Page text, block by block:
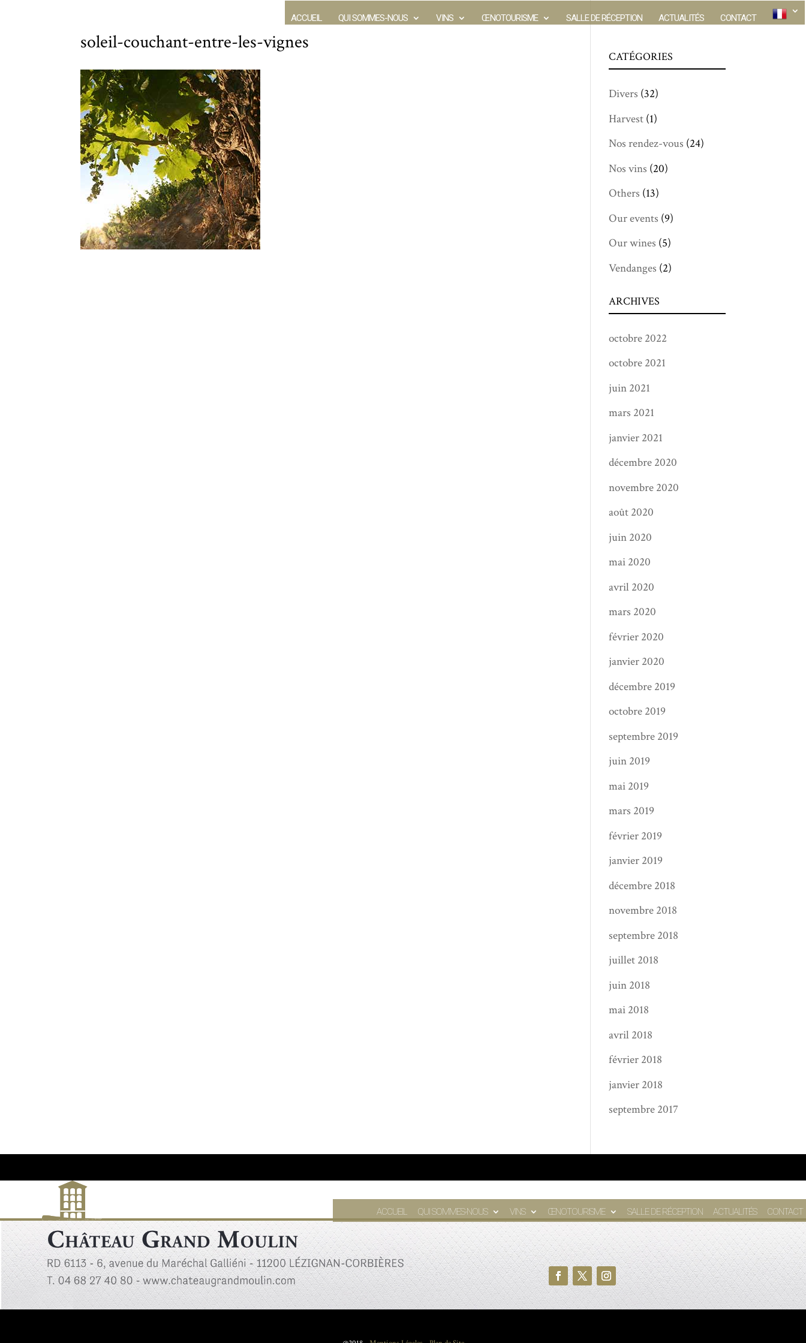
ACCUEIL QUI SOMMES-NOUS VINS ŒNOTOURISME SALLE DE RÉCEPTION ACTUALITÉS CONTACT
soleil-couchant-entre-les-vignes
CATÉGORIES
Divers (32)
Harvest (1)
Nos rendez-vous (24)
Nos vins (20)
Others (13)
Our events (9)
Our wines (5)
Vendanges (2)
ARCHIVES
octobre 2022
octobre 2021
juin 2021
mars 2021
janvier 2021
décembre 2020
novembre 2020
août 2020
juin 2020
mai 2020
avril 2020
mars 2020
février 2020
janvier 2020
décembre 2019
octobre 2019
septembre 2019
juin 2019
mai 2019
mars 2019
février 2019
janvier 2019
décembre 2018
novembre 2018
septembre 2018
juillet 2018
juin 2018
mai 2018
avril 2018
février 2018
janvier 2018
septembre 2017
ACCUEIL QUI SOMMES-NOUS VINS ŒNOTOURISME SALLE DE RÉCEPTION ACTUALITÉS CONTACT